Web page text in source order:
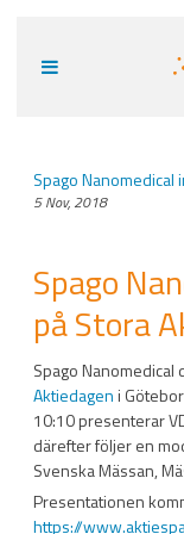
Spago Nanomedical
5 Nov, 2018
Spago
på Stora
Spago
Aktiedageni
10:10 presenterar
därefter följer en
Svenska Mässan,
Presentationen
https://